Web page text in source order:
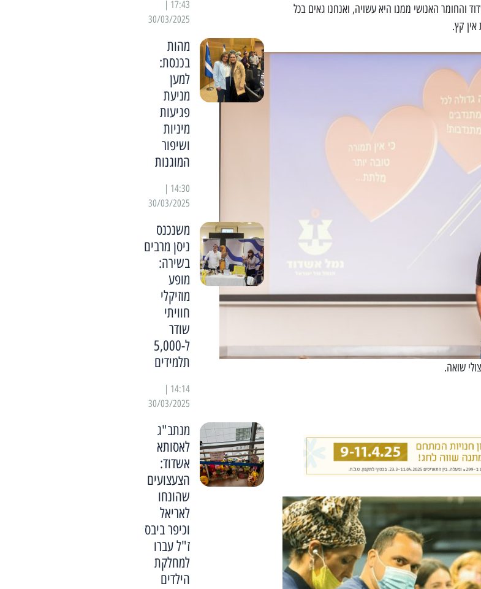
האנושי ממנו היא עשויה, ואנחנו גאים בכל
קץ.
שואה.
30/03/2025
מהות
בכנסת:
למען
מניעת
פגיעות
מיניות
ושיפור
המוגנות
30/03/2025
משנכנס
ניסן מרבים
בשירה:
מופע
מוזיקלי
חוויתי
שודר
ל-5,000
תלמידים
30/03/2025
מנתב"ג
לאסותא
אשדוד:
הצעצועים
שהונחו
לאריאל
וכיפר ביבס
ז"ל עברו
למחלקת
הילדים